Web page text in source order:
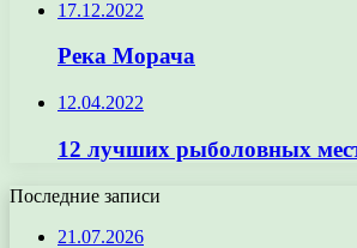
17.12.2022
Река Морача
12.04.2022
12 лучших рыболовных
Последние записи
21.07.2026